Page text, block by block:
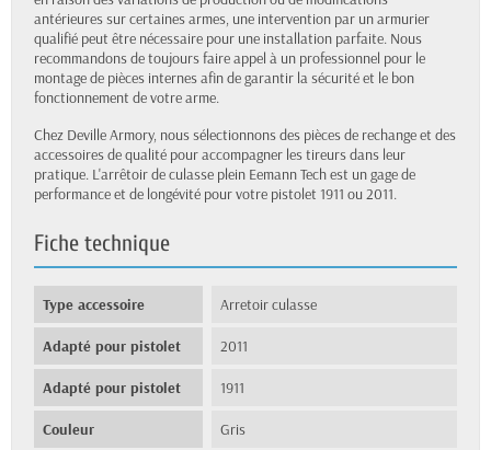
antérieures sur certaines armes, une intervention par un armurier
qualifié peut être nécessaire pour une installation parfaite. Nous
recommandons de toujours faire appel à un professionnel pour le
montage de pièces internes afin de garantir la sécurité et le bon
fonctionnement de votre arme.
Chez Deville Armory, nous sélectionnons des pièces de rechange et des
accessoires de qualité pour accompagner les tireurs dans leur
pratique. L'arrêtoir de culasse plein Eemann Tech est un gage de
performance et de longévité pour votre pistolet 1911 ou 2011.
Fiche technique
Type accessoire Arretoir culasse
Adapté pour pistolet 2011
Adapté pour pistolet 1911
Couleur Gris